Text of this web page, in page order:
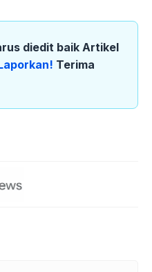
diedit baik Artikel
Terima